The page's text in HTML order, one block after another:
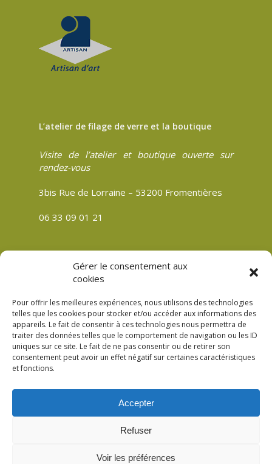
Gérer le consentement aux
cookies
Pour offrir les meilleures expériences, nous utilisons des technologies
telles que les cookies pour stocker et/ou accéder aux informations des
appareils. Le fait de consentir à ces technologies nous permettra de
traiter des données telles que le comportement de navigation ou les ID
uniques sur ce site. Le fait de ne pas consentir ou de retirer son
consentement peut avoir un effet négatif sur certaines caractéristiques
et fonctions.
Accepter
Refuser
Voir les préférences
L’atelier de filage de verre et la boutique
Visite de l’atelier et boutique ouverte sur
rendez-vous
3bis Rue de Lorraine – 53200 Fromentières
06 33 09 01 21
Mentions légales
Plan du site
Politique de cookies (UE)
© 2026 Verre Son Être Véronique Meslay à
Fromentières Mayenne 53. Création